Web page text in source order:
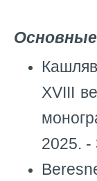
XVIII
2025. -